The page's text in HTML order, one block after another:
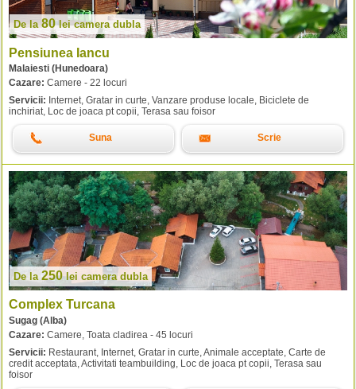
De la 80leicamera dubla
Pensiunea Iancu
Malaiesti (Hunedoara)
Cazare: Camere - 22 locuri
Servicii: Internet, Gratar in curte, Vanzare produse locale, Biciclete de
inchiriat, Loc de joaca pt copii, Terasa sau foisor
Suna Scrie
De la 250lei camera dubla
Complex Turcana
Sugag (Alba)
Cazare: Camere, Toata cladirea - 45 locuri
Servicii: Restaurant, Internet, Gratar in curte, Animale acceptate, Carte de
credit acceptata, Activitati teambuilding, Loc de joaca pt copii, Terasa sau
foisor